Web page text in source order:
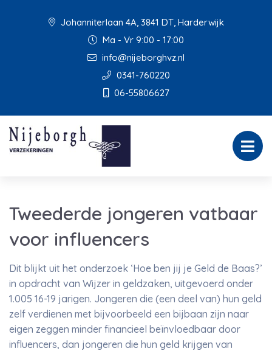
Johanniterlaan 4A, 3841 DT, Harderwijk
Ma - Vr 9:00 - 17:00
info@nijeborghvz.nl
0341-760220
06-55806627
Tweederde jongeren vatbaar
voor influencers
Dit blijkt uit het onderzoek ‘Hoe ben jij je Geld de Baas?’
in opdracht van Wijzer in geldzaken, uitgevoerd onder
1.005 16-19 jarigen. Jongeren die (een deel van) hun geld
zelf verdienen met bijvoorbeeld een bijbaan zijn naar
eigen zeggen minder financieel beïnvloedbaar door
influencers, dan jongeren die hun geld krijgen van